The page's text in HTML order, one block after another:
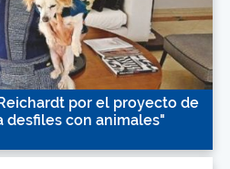
por el proyecto de
desfiles con animales"